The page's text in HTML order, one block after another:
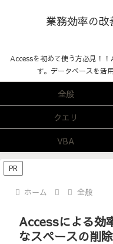
業務効率の改
Accessを初めて使う方必見！
す。データベースを活
全般
クエリ
VBA
PR
ホーム 全般
Accessによる
なスペースの削